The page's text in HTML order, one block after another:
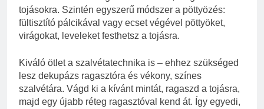
tojásokra. Szintén egyszerű módszer a pöttyözés:
fültisztító pálcikával vagy ecset végével pöttyöket,
virágokat, leveleket festhetsz a tojásra.
Kiváló ötlet a szalvétatechnika is – ehhez szükséged
lesz dekupázs ragasztóra és vékony, színes
szalvétára. Vágd ki a kívánt mintát, ragaszd a tojásra,
majd egy újabb réteg ragasztóval kend át. Így egyedi,